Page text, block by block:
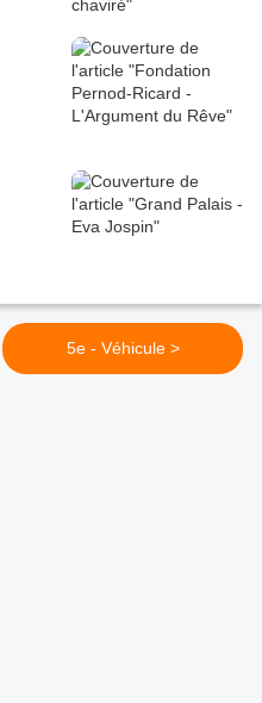
5e - Véhicule >